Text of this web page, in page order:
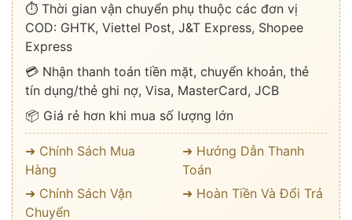
⏱️ Thời gian vận chuyển phụ thuộc các đơn vị
COD: GHTK, Viettel Post, J&T Express, Shopee
Express
💳 Nhận thanh toán tiền mặt, chuyển khoản, thẻ
tín dụng/thẻ ghi nợ, Visa, MasterCard, JCB
📦 Giá rẻ hơn khi mua số lượng lớn
➜ Chính Sách Mua
Hàng
➜ Hướng Dẫn Thanh
Toán
➜ Chính Sách Vận
Chuyển
➜ Hoàn Tiền Và Đổi Trả